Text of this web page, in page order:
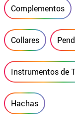
Complementos
Collares
Instrumentos de
Hachas